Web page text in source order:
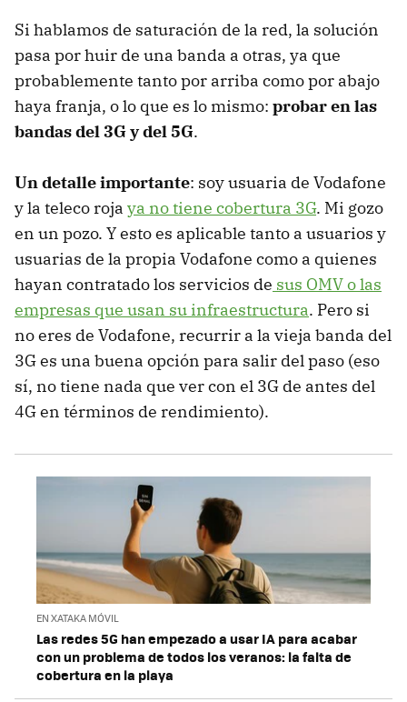
Si hablamos de saturación de la red, la solución
pasa por huir de una banda a otras, ya que
probablemente tanto por arriba como por abajo
haya franja, o lo que es lo mismo: probar en las
bandas del 3G y del 5G.
Un detalle importante: soy usuaria de Vodafone
y la teleco roja ya no tiene cobertura 3G. Mi gozo
en un pozo. Y esto es aplicable tanto a usuarios y
usuarias de la propia Vodafone como a quienes
hayan contratado los servicios de sus OMV o las
empresas que usan su infraestructura. Pero si
no eres de Vodafone, recurrir a la vieja banda del
3G es una buena opción para salir del paso (eso
sí, no tiene nada que ver con el 3G de antes del
4G en términos de rendimiento).
EN XATAKA MÓVIL
Las redes 5G han empezado a usar IA para acabar
con un problema de todos los veranos: la falta de
cobertura en la playa